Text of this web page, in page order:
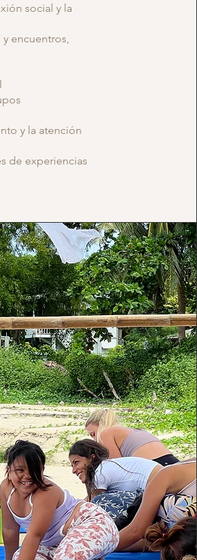
social y la
encuentros,
y la atención
de experiencias